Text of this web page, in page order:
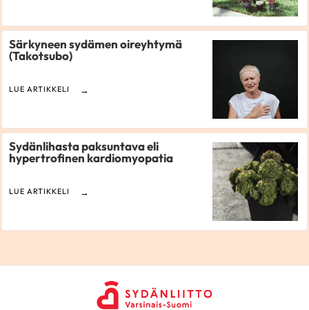
Särkyneen sydämen oireyhtymä
(Takotsubo)
LUE ARTIKKELI
Sydänlihasta paksuntava eli
hypertrofinen kardiomyopatia
LUE ARTIKKELI